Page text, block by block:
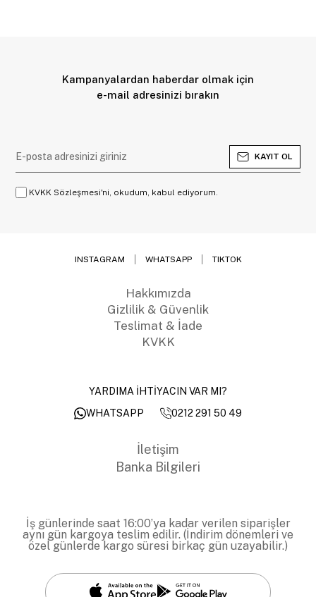
Kampanyalardan haberdar olmak için
e-mail adresinizi bırakın
KAYIT OL
KVKK Sözleşmesi'ni, okudum, kabul ediyorum.
INSTAGRAM WHATSAPP TIKTOK
Hakkımızda
Gizlilik & Güvenlik
Teslimat & İade
KVKK
YARDIMA İHTİYACIN VAR MI?
WHATSAPP
0212 291 50 49
İletişim
Banka Bilgileri
İş günlerinde saat 16:00’ya kadar verilen siparişler
aynı gün kargoya teslim edilir. (İndirim dönemleri ve
özel günlerde kargo süresi birkaç gün uzayabilir.)